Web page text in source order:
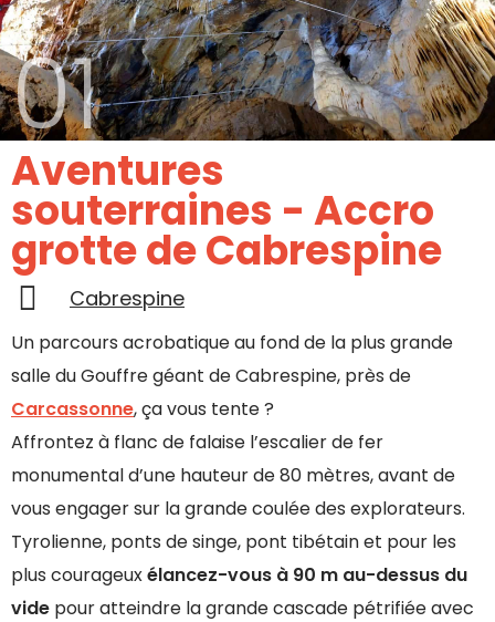
01
Aventures
souterraines - Accro
grotte de Cabrespine
Cabrespine
Un parcours acrobatique au fond de la plus grande
salle du Gouffre géant de Cabrespine, près de
Carcassonne, ça vous tente ?
Affrontez à flanc de falaise l’escalier de fer
monumental d’une hauteur de 80 mètres, avant de
vous engager sur la grande coulée des explorateurs.
Tyrolienne, ponts de singe, pont tibétain et pour les
plus courageuxélancez-vous à 90 m au-dessus du
vide pour atteindre la grande cascade pétrifiée avec